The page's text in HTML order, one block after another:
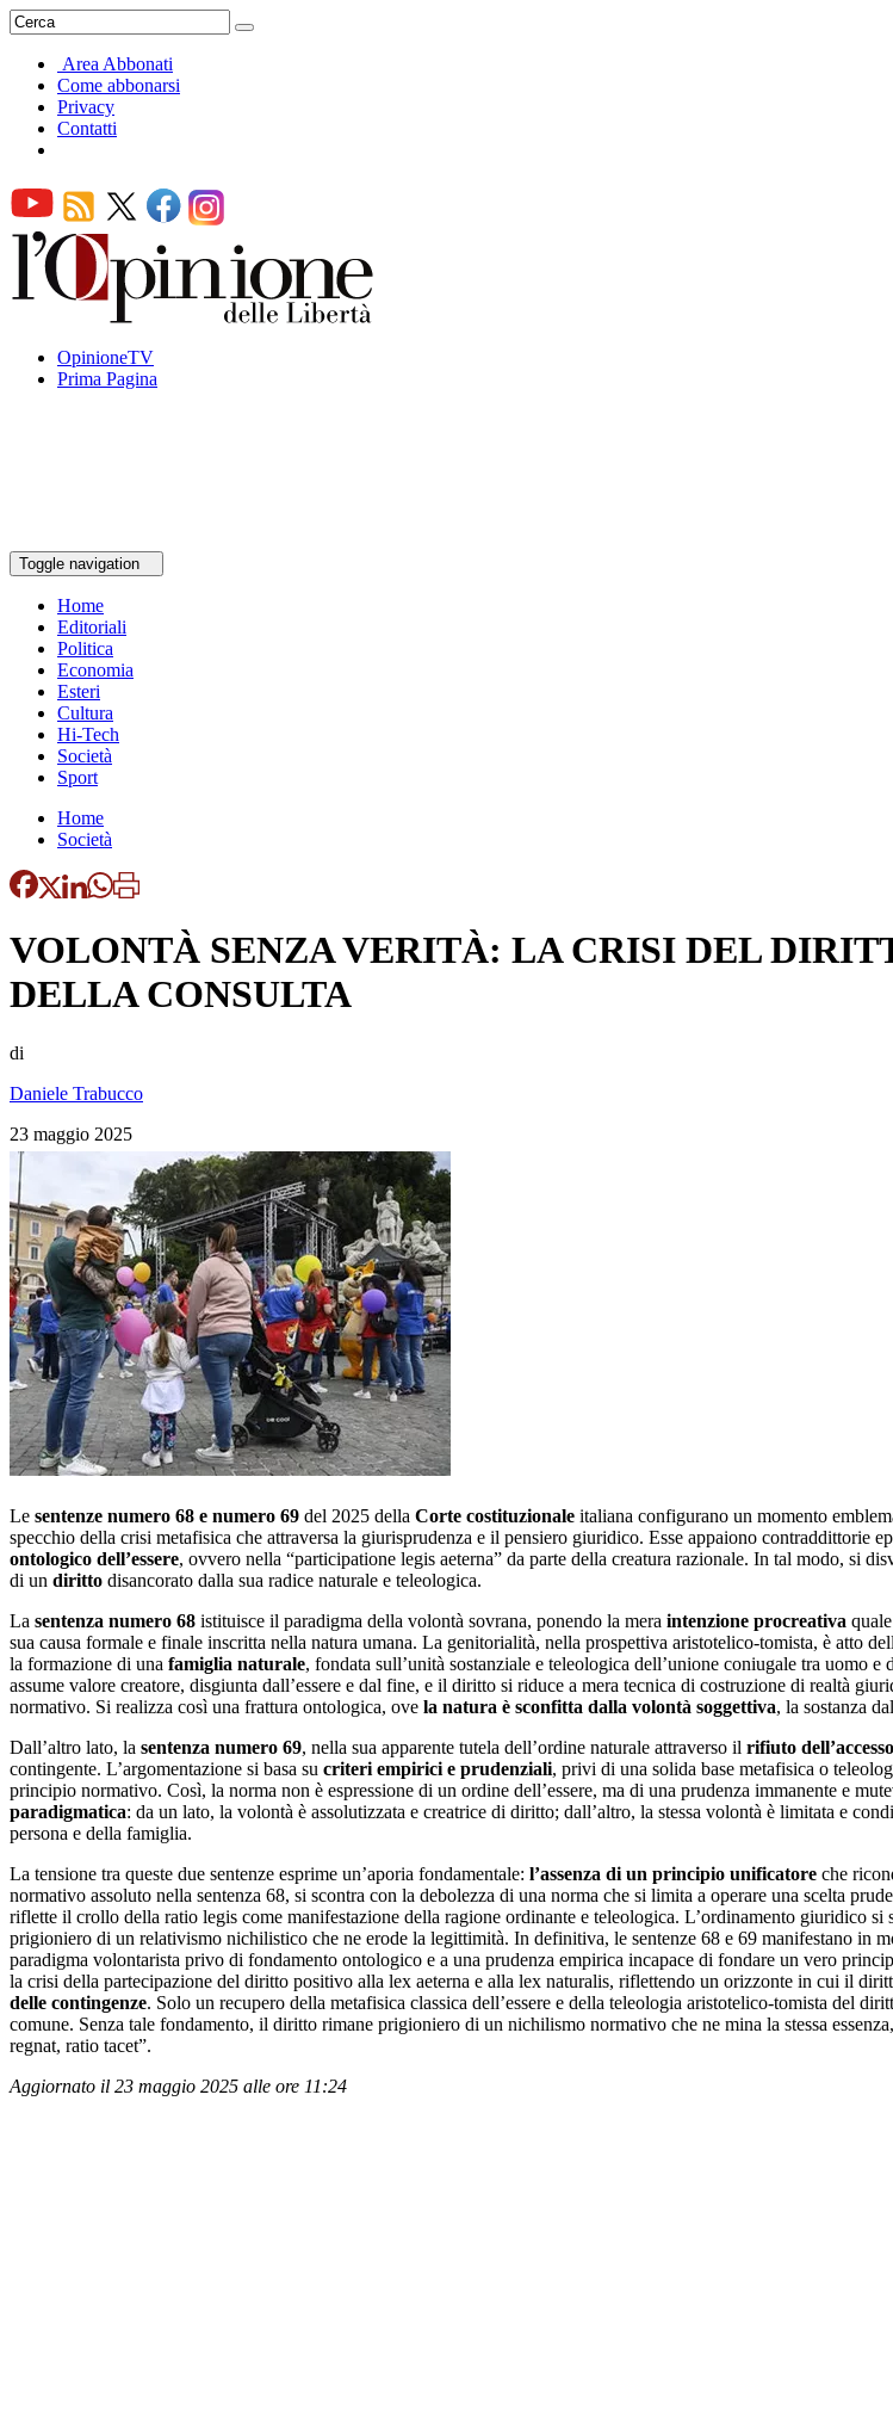
Area Abbonati
Come abbonarsi
Privacy
Contatti
OpinioneTV
Prima Pagina
Toggle navigation
Home
Editoriali
Politica
Economia
Esteri
Cultura
Hi-Tech
Società
Sport
Home
Società
VOLONTÀ SENZA VERITÀ: LA CRISI DEL
DELLA CONSULTA
di
Daniele Trabucco
23 maggio 2025
Le sentenze numero 68 e numero 69 del 2025 della Corte costituzionale italiana configurano un momento
specchio della crisi metafisica che attraversa la giurisprudenza e il pensiero giuridico. Esse appaiono contraddittorie
ontologico dell’essere, ovvero nella “participatione legis aeterna” da parte della creatura razionale. In tal modo, si
di un diritto disancorato dalla sua radice naturale e teleologica.
La sentenza numero 68 istituisce il paradigma della volontà sovrana, ponendo la mera intenzione procreativa
sua causa formale e finale inscritta nella natura umana. La genitorialità, nella prospettiva aristotelico-tomista, è atto
la formazione di una famiglia naturale, fondata sull’unità sostanziale e teleologica dell’unione coniugale tra uomo
assume valore creatore, disgiunta dall’essere e dal fine, e il diritto si riduce a mera tecnica di costruzione di realtà
normativo. Si realizza così una frattura ontologica, ove la natura è sconfitta dalla volontà soggettiva, la sostanza
Dall’altro lato, la sentenza numero 69, nella sua apparente tutela dell’ordine naturale attraverso il rifiuto
contingente. L’argomentazione si basa su criteri empirici e prudenziali, privi di una solida base metafisica o
principio normativo. Così, la norma non è espressione di un ordine dell’essere, ma di una prudenza immanente e
paradigmatica: da un lato, la volontà è assolutizzata e creatrice di diritto; dall’altro, la stessa volontà è limitata e
persona e della famiglia.
La tensione tra queste due sentenze esprime un’aporia fondamentale: l’assenza di un principio unificatore che
normativo assoluto nella sentenza 68, si scontra con la debolezza di una norma che si limita a operare una scelta
riflette il crollo della ratio legis come manifestazione della ragione ordinante e teleologica. L’ordinamento giuridico
prigioniero di un relativismo nichilistico che ne erode la legittimità. In definitiva, le sentenze 68 e 69 manifestano in
paradigma volontarista privo di fondamento ontologico e a una prudenza empirica incapace di fondare un vero
la crisi della partecipazione del diritto positivo alla lex aeterna e alla lex naturalis, riflettendo un orizzonte in cui il
delle contingenze. Solo un recupero della metafisica classica dell’essere e della teleologia aristotelico-tomista del
comune. Senza tale fondamento, il diritto rimane prigioniero di un nichilismo normativo che ne mina la stessa
regnat, ratio tacet”.
Aggiornato il 23 maggio 2025 alle ore 11:24